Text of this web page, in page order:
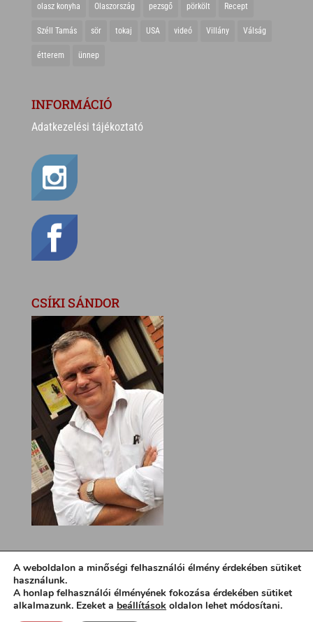
olasz konyha Olaszország pezsgő pörkölt Recept
Széll Tamás sör tokaj USA videó Villány Válság
étterem ünnep
INFORMÁCIÓ
Adatkezelési tájékoztató
CSÍKI SÁNDOR
A weboldalon a minőségi felhasználói élmény érdekében sütiket
használunk.
A honlap felhasználói élményének fokozása érdekében sütiket
alkalmazunk. Ezeket a beállítások oldalon lehet módosítani.